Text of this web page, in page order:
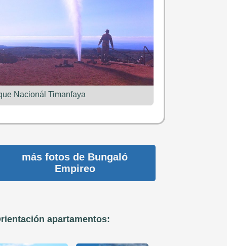
Nacionál Timanfaya
más fotos de Bungaló
Empireo
apartamentos: